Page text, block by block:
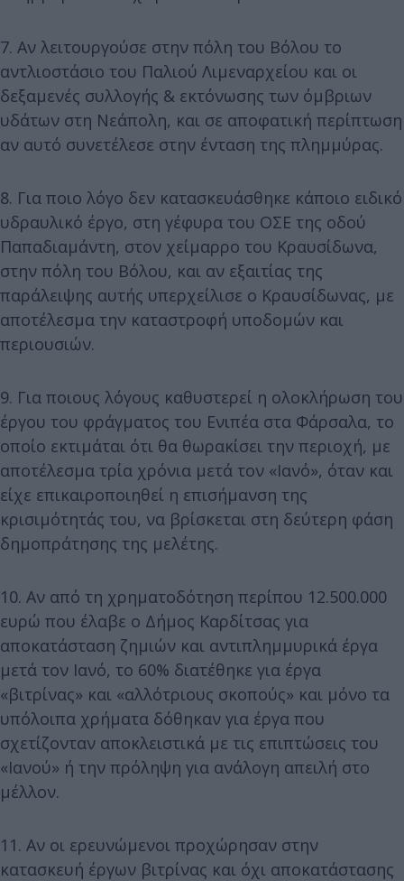
7. Αν λειτουργούσε στην πόλη του Βόλου το
αντλιοστάσιο του Παλιού Λιμεναρχείου και οι
δεξαμενές συλλογής & εκτόνωσης των όμβριων
υδάτων στη Νεάπολη, και σε αποφατική περίπτωση
αν αυτό συνετέλεσε στην ένταση της πλημμύρας.
8. Για ποιο λόγο δεν κατασκευάσθηκε κάποιο ειδικό
υδραυλικό έργο, στη γέφυρα του ΟΣΕ της οδού
Παπαδιαμάντη, στον χείμαρρο του Κραυσίδωνα,
στην πόλη του Βόλου, και αν εξαιτίας της
παράλειψης αυτής υπερχείλισε ο Κραυσίδωνας, με
αποτέλεσμα την καταστροφή υποδομών και
περιουσιών.
9. Για ποιους λόγους καθυστερεί η ολοκλήρωση του
έργου του φράγματος του Ενιπέα στα Φάρσαλα, το
οποίο εκτιμάται ότι θα θωρακίσει την περιοχή, με
αποτέλεσμα τρία χρόνια μετά τον «Ιανό», όταν και
είχε επικαιροποιηθεί η επισήμανση της
κρισιμότητάς του, να βρίσκεται στη δεύτερη φάση
δημοπράτησης της μελέτης.
10. Αν από τη χρηματοδότηση περίπου 12.500.000
ευρώ που έλαβε ο Δήμος Καρδίτσας για
αποκατάσταση ζημιών και αντιπλημμυρικά έργα
μετά τον Ιανό, το 60% διατέθηκε για έργα
«βιτρίνας» και «αλλότριους σκοπούς» και μόνο τα
υπόλοιπα χρήματα δόθηκαν για έργα που
σχετίζονταν αποκλειστικά με τις επιπτώσεις του
«Ιανού» ή την πρόληψη για ανάλογη απειλή στο
μέλλον.
11. Αν οι ερευνώμενοι προχώρησαν στην
κατασκευή έργων βιτρίνας και όχι αποκατάστασης